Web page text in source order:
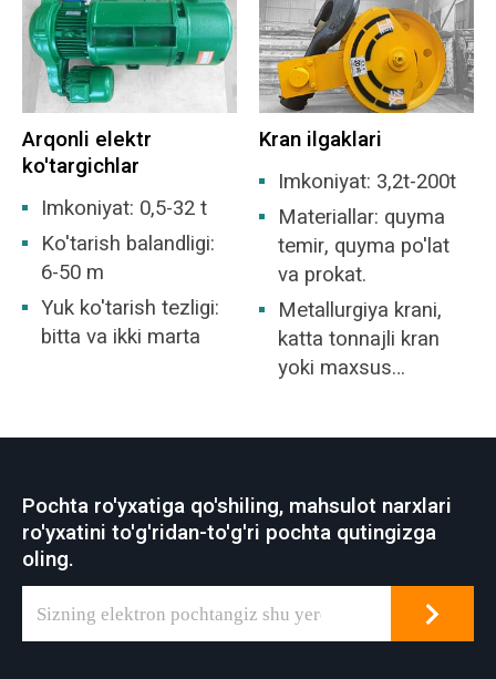
Arqonli elektr
ko'targichlar
Imkoniyat: 0,5-32 t
Ko'tarish balandligi:
6-50 m
Yuk ko'tarish tezligi:
bitta va ikki marta
Kran ilgaklari
Imkoniyat: 3,2t-200t
Materiallar: quyma
temir, quyma po'lat
va prokat.
Metallurgiya krani,
katta tonnajli kran
yoki maxsus
Pochta ro'yxatiga qo'shiling, mahsulot narxlari
ro'yxatini to'g'ridan-to'g'ri pochta qutingizga
oling.